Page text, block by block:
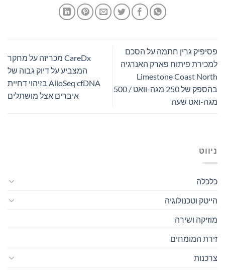
פסיפיק גרין חתמה על הסכם
למכירת פיתוח פארק האנרגיה
Limestone Coast North
בהספק של 250 מגה-וואט / 500
מגה-ואט שעה
CareDx מכריזה על מחקר
המצביע על דיוק גבוה של
AlloSeq cfDNA בזיהוי דחיית
איברים אצל מושתלים
ניווט
כלכלה
הייטק וטכנולוגיה
מוזיקה ושירה
זירת המומחים
צרכנות